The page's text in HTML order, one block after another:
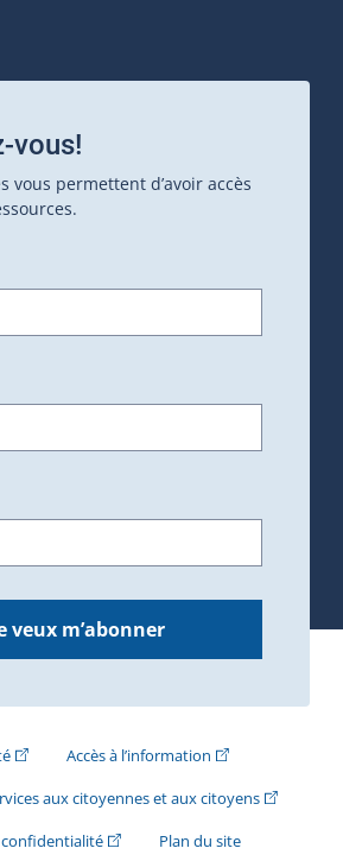
vous!
vous permettent d’avoir accès
veux m’abonner
(Cet hyperlien externe s'ouvrira dans une
Accès à l’information(Cet hyperlien
aux citoyennes et aux citoyens(Cet
(Cet hyperlien externe s'ouvrira
Plan du site